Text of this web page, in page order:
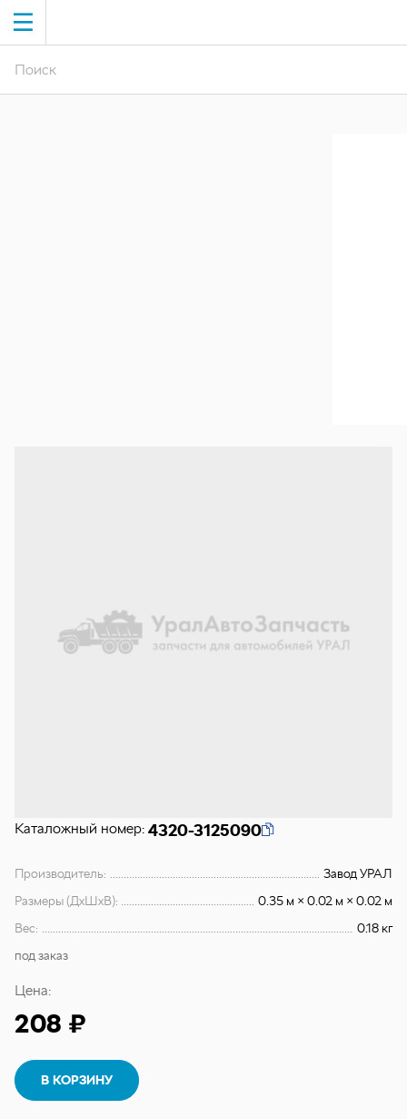
Каталожный номер: 4320-3125090
Производитель:
Завод УРАЛ
Размеры (ДхШхВ):
0.35 м × 0.02 м × 0.02 м
Вес:
0.18 кг
под заказ
Цена:
208 ₽
В КОРЗИНУ